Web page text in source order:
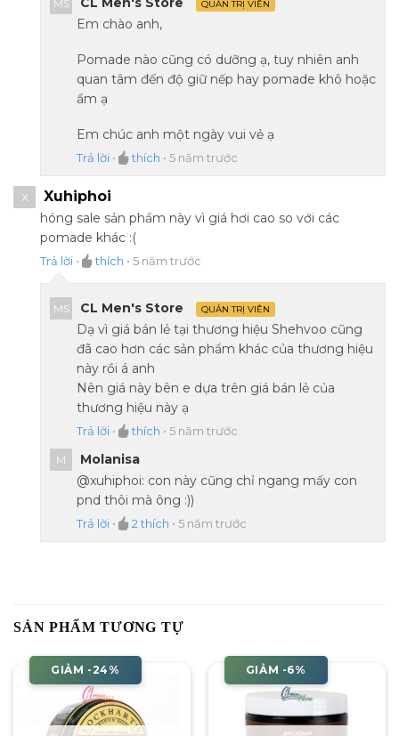
MS QUẢN TRỊ VIÊN
Em chào anh,
Pomade nào cũng có dưỡng ạ, tuy nhiên anh
quan tâm đến độ giữ nếp hay pomade khô hoặc
ẩm ạ
Em chúc anh một ngày vui vẻ ạ
Trả lời • thích • 5 năm trước
X Xuhiphoi
hóng sale sản phẩm này vì giá hơi cao so với các
pomade khác :(
Trả lời • thích • 5 năm trước
MS CL Men's Store QUẢN TRỊ VIÊN
Dạ vì giá bán lẻ tại thương hiệu Shehvoo cũng
đã cao hơn các sản phẩm khác của thương hiệu
này rồi á anh
Nên giá này bên e dựa trên giá bán lẻ của
thương hiệu này ạ
Trả lời • thích • 5 năm trước
M
Molanisa
@xuhiphoi: con này cũng chỉ ngang mấy con
pnd thôi mà ông :))
Trả lời • 2thích • 5 năm trước
SẢN PHẨM TƯƠNG TỰ
GIẢM -24% GIẢM -6%